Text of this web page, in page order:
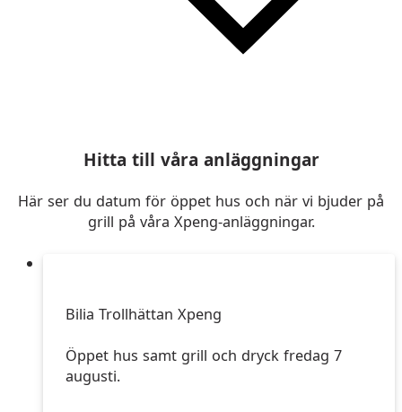
Hitta till våra anläggningar
Här ser du datum för öppet hus och när vi bjuder på
grill på våra Xpeng-anläggningar.
Bilia Trollhättan Xpeng
Öppet hus samt grill och dryck fredag 7
augusti.